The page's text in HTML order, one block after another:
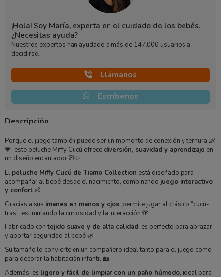
¡Hola! Soy María, experta en el cuidado de los bebés.
¿Necesitas ayuda?
Nuestros expertos han ayudado a más de 147.000 usuarios a
decidirse.
Llámanos
Escríbenos
Descripción
Porque el juego también puede ser un momento de conexión y ternura 👶
💗, este peluche Miffy Cucú ofrece diversión, suavidad y aprendizaje en
un diseño encantador 🧸✨
El peluche Miffy Cucú de Tiamo Collection está diseñado para
acompañar al bebé desde el nacimiento, combinando juego interactivo
y confort👶
Gracias a sus imanes en manos y ojos, permite jugar al clásico “cucú-
tras”, estimulando la curiosidad y la interacción 🫣
Fabricado con tejido suave y de alta calidad, es perfecto para abrazar
y aportar seguridad al bebé 🌿
Su tamaño lo convierte en un compañero ideal tanto para el juego como
para decorar la habitación infantil 🏡
Además, es ligero y fácil de limpiar con un paño húmedo, ideal para